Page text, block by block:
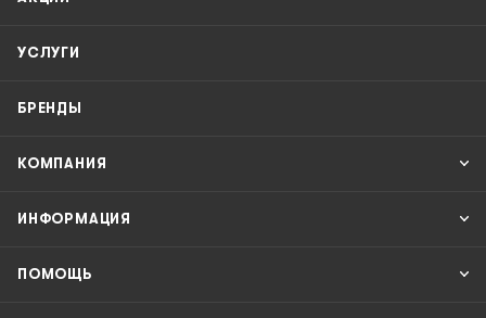
УСЛУГИ
БРЕНДЫ
КОМПАНИЯ
ИНФОРМАЦИЯ
ПОМОЩЬ